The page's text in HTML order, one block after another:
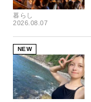
暮らし
2026.08.07
NEW